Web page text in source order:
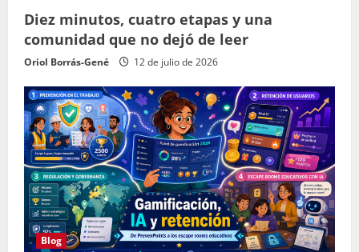
Diez minutos, cuatro etapas y una
comunidad que no dejó de leer
Oriol Borrás-Gené 12 de julio de 2026
Blog